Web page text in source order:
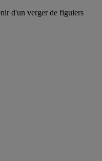
d'un verger de figuiers